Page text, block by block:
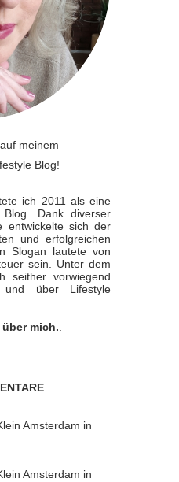
meinem
Blog!
ich 2011 als eine
Dank diverser
entwickelte sich der
und erfolgreichen
Slogan lautete von
sein. Unter dem
seither vorwiegend
und über Lifestyle
mich..
Amsterdam in
Amsterdam in